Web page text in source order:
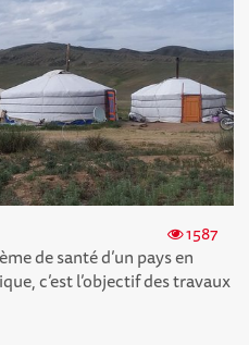
1587
de santé d’un pays en
c’est l’objectif des travaux